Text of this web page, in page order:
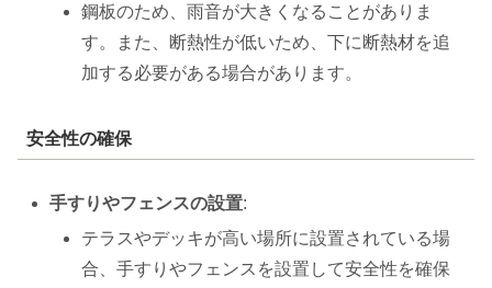
鋼板のため、雨音が大きくなることがありま
す。また、断熱性が低いため、下に断熱材を追
加する必要がある場合があります。
安全性の確保
手すりやフェンスの設置:
テラスやデッキが高い場所に設置されている場
合、手すりやフェンスを設置して安全性を確保